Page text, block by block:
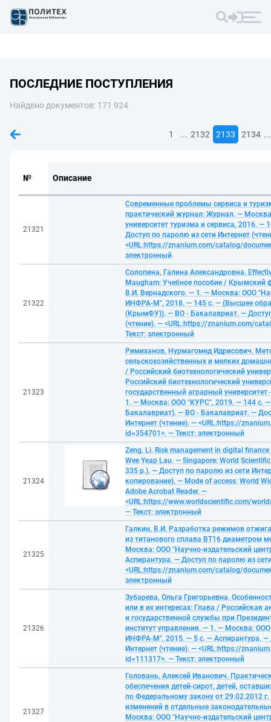
ПОСЛЕДНИЕ ПОСТУПЛЕНИЯ
Найдено документов: 171 924
1 ... 2132 2133 2134 ...
№ Описание
21321
Современные проблемы сервиса и
практический журнал: Журнал. —
университет туризма и сервиса, 2016. —
Доступ по паролю из сети Интернет
<URL:https://znanium.com/catalog/
электронный
21322
Солопина, Галина Александровна.
Maugham: Учебное пособие / Крымский
В.И. Вернадского. — 1. — Москва: ООО
ИНФРА-М", 2018. — 145 с. — (Высшее
(КрымФУ)). — ВО - Бакалавриат. —
(чтение). — <URL:https://znanium.com/
Текст: электронный
21323
Римиханов, Нурмагомед Идрисович.
сельскохозяйственных и мелких
/ Российский биотехнологический
Российский биотехнологический
государственный аграрный
1. — Москва: ООО "КУРС", 2019. — 144 с.
Бакалавриат). — ВО - Бакалавриат. —
Интернет (чтение). — <URL:https://
id=354701>. — Текст: электронный
21324
Zeng, Li. Risk management in digital
Wee Yeap Lau. — Singapore: World
335 p.). — Доступ по паролю из сети
копирование). — Mode of access: World
Adobe Acrobat Reader. —
<URL:https://www.worldscientific.com/
— Текст: электронный
21325
Галкин, В.И. Разработка режимов
из титанового сплава ВТ16 диаметром
Москва: ООО "Научно-издательский
Аспирантура. — Доступ по паролю из
<URL:https://znanium.com/catalog/
электронный
21326
Зубарева, Ольга Григорьевна.
или в их интересах: Глава / Российская
и государственной службы при
институт управления. — 1. — Москва:
ИНФРА-М", 2015. — 5 с. — Аспирантура. —
Интернет (чтение). — <URL:https://
id=111317>. — Текст: электронный
21327
Головань, Алексей Иванович.
обеспечения детей-сирот, детей,
по Федеральному закону от 29.02.2012
изменений в отдельные
Москва: ООО "Научно-издательский